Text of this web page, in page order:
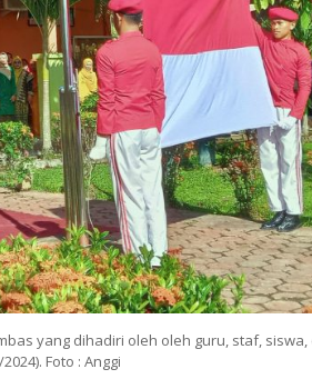
yang dihadiri oleh oleh guru, staf,
Foto : Anggi